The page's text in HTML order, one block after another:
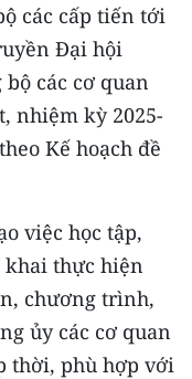
các cấp tiến tới
Đại hội
các cơ quan
nhiệm kỳ 2025-
Kế hoạch đề
việc học tập,
thực hiện
chương trình,
ủy các cơ quan
thời, phù hợp với